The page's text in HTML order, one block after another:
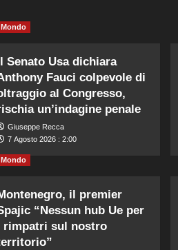
Mondo
Il Senato Usa dichiara
Fauci colpevole di
al Congresso,
un’indagine penale
Giuseppe Recca
7 Agosto 2026 : 2:00
Mondo
il premier
“Nessun hub Ue per
rimpatri sul nostro